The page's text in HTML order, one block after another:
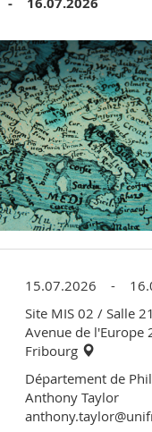
cours
15.07.2026 -
Site MIS 02 / Salle
Avenue de l'Europe
Fribourg
Département de
Anthony Taylor